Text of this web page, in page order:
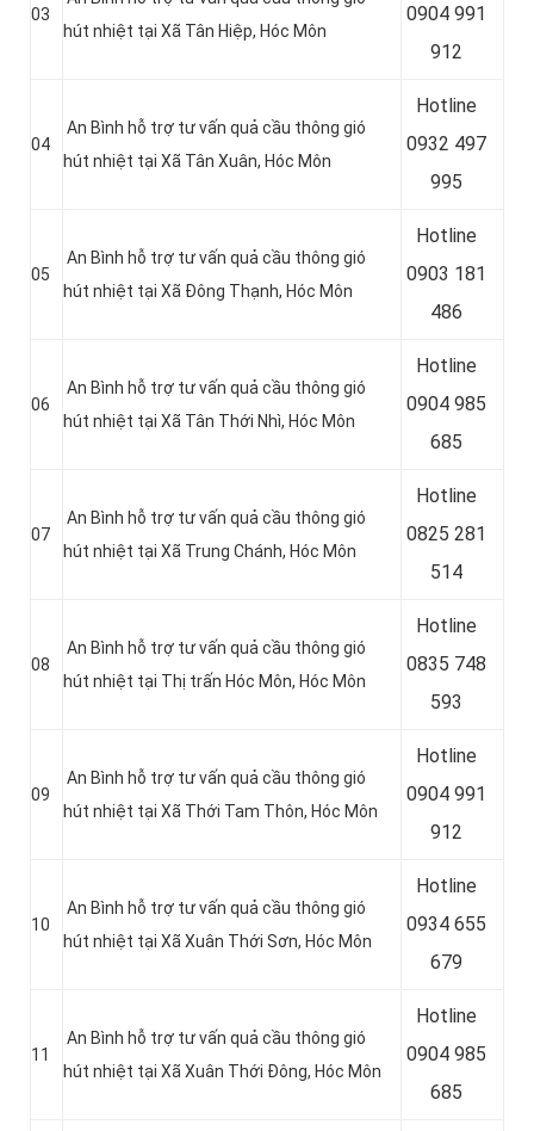
03
hút nhiệt tại Xã Tân Hiệp, Hóc Môn
0904 991
912
04
An Bình hỗ trợ tư vấn quả cầu thông gió
hút nhiệt tại Xã Tân Xuân, Hóc Môn
Hotline
0932 497
995
05
An Bình hỗ trợ tư vấn quả cầu thông gió
hút nhiệt tại Xã Đông Thạnh, Hóc Môn
Hotline
0903 181
486
06
An Bình hỗ trợ tư vấn quả cầu thông gió
hút nhiệt tại Xã Tân Thới Nhì, Hóc Môn
Hotline
0904 985
685
07
An Bình hỗ trợ tư vấn quả cầu thông gió
hút nhiệt tại Xã Trung Chánh, Hóc Môn
Hotline
0825 281
514
08
An Bình hỗ trợ tư vấn quả cầu thông gió
hút nhiệt tại Thị trấn Hóc Môn, Hóc Môn
Hotline
0835 748
593
09
An Bình hỗ trợ tư vấn quả cầu thông gió
hút nhiệt tại Xã Thới Tam Thôn, Hóc Môn
Hotline
0904 991
912
10
An Bình hỗ trợ tư vấn quả cầu thông gió
hút nhiệt tại Xã Xuân Thới Sơn, Hóc Môn
Hotline
0934 655
679
11
An Bình hỗ trợ tư vấn quả cầu thông gió
hút nhiệt tại Xã Xuân Thới Đông, Hóc Môn
Hotline
0904 985
685